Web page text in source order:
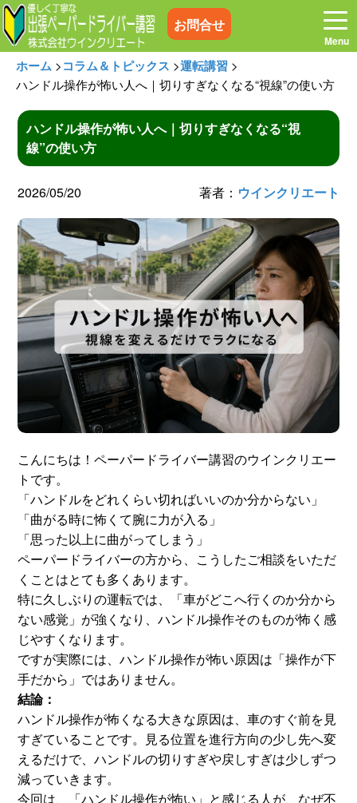
お問合せ
ホーム お電話はこちら
プログラム 講習料金
お客様の声 コラム&トピックス
よくある質問 空き状況
出張地域 メディア紹介
スタッフ紹介 申し込みフロー
簡易補助ブレーキと
は
新着情報 会社概要
ホーム >コラム＆トピックス >運転講習 >
ハンドル操作が怖い人へ｜切りすぎなくなる“視線”の使い方
ハンドル操作が怖い人へ｜切りすぎなくなる“視
線”の使い方
2026/05/20 著者： ウインクリエート
こんにちは！ペーパードライバー講習のウインクリエー
トです。
「ハンドルをどれくらい切ればいいのか分からない」
「曲がる時に怖くて腕に力が入る」
「思った以上に曲がってしまう」
ペーパードライバーの方から、こうしたご相談をいただ
くことはとても多くあります。
特に久しぶりの運転では、「車がどこへ行くのか分から
ない感覚」が強くなり、ハンドル操作そのものが怖く感
じやすくなります。
ですが実際には、ハンドル操作が怖い原因は「操作が下
手だから」ではありません。
結論：
ハンドル操作が怖くなる大きな原因は、車のすぐ前を見
すぎていることです。見る位置を進行方向の少し先へ変
えるだけで、ハンドルの切りすぎや戻しすぎは少しずつ
減っていきます。
今回は、「ハンドル操作が怖い」と感じる人が、なぜ不